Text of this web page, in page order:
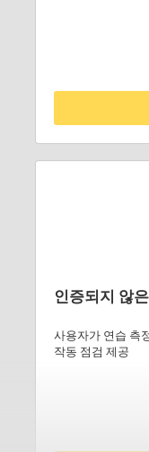
인증되지 않
사용자가 연습 측
작동 점검 제공